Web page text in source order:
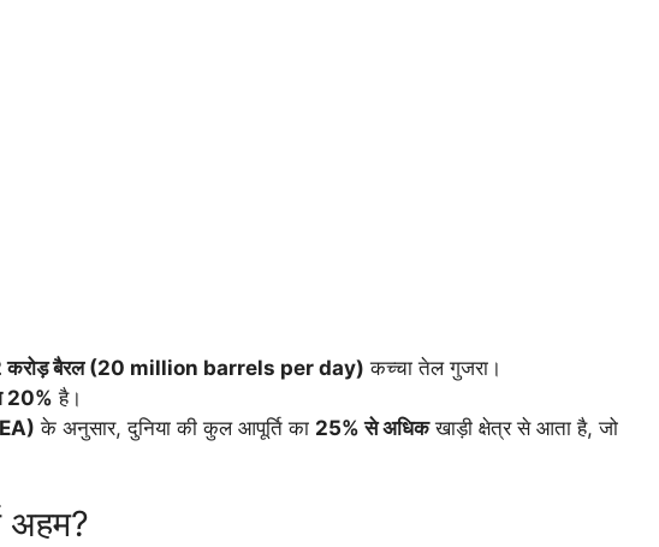
करोड़ बैरल (20 million barrels per day) कच्चा तेल गुजरा।
20% है।
के अनुसार, दुनिया की कुल आपूर्ति का 25% से अधिकखाड़ी क्षेत्र से आता है, जो
अहम?